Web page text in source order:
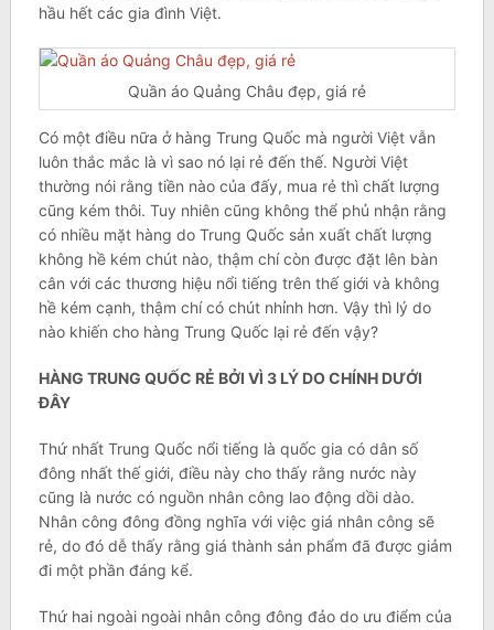
hầu hết các gia đình Việt.
Quần áo Quảng Châu đẹp, giá rẻ
Có một điều nữa ở hàng Trung Quốc mà người Việt vẫn
luôn thắc mắc là vì sao nó lại rẻ đến thế. Người Việt
thường nói rằng tiền nào của đấy, mua rẻ thì chất lượng
cũng kém thôi. Tuy nhiên cũng không thể phủ nhận rằng
có nhiều mặt hàng do Trung Quốc sản xuất chất lượng
không hề kém chút nào, thậm chí còn được đặt lên bàn
cân với các thương hiệu nổi tiếng trên thế giới và không
hề kém cạnh, thậm chí có chút nhỉnh hơn. Vậy thì lý do
nào khiến cho hàng Trung Quốc lại rẻ đến vậy?
HÀNG TRUNG QUỐC RẺ BỞI VÌ 3 LÝ DO CHÍNH DƯỚI
ĐÂY
Thứ nhất Trung Quốc nổi tiếng là quốc gia có dân số
đông nhất thế giới, điều này cho thấy rằng nước này
cũng là nước có nguồn nhân công lao động dồi dào.
Nhân công đông đồng nghĩa với việc giá nhân công sẽ
rẻ, do đó dễ thấy rằng giá thành sản phẩm đã được giảm
đi một phần đáng kể.
Thứ hai ngoài ngoài nhân công đông đảo do ưu điểm của